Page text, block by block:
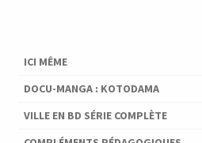
ICI MÊME
DOCU-MANGA : KOTODAMA
VILLE EN BD SÉRIE COMPLÈTE